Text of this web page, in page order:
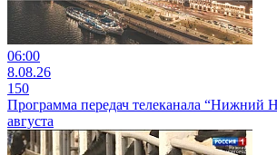
06:00
8.08.26
150
Программа передач телеканала “Нижний
августа